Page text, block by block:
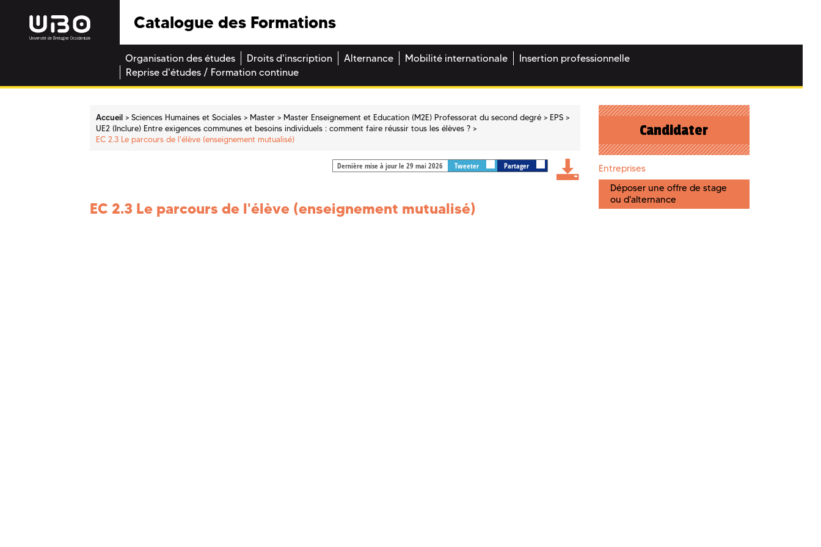
Catalogue des Formations
Organisation des études Droits d'inscription Alternance Mobilité internationale
Insertion professionnelle
Reprise d'études / Formation continue
Accueil Sciences Humaines et Sociales Master Master Enseignement et Education (M2E) Professorat du second degré
EPS
UE2 (Inclure) Entre exigences communes et besoins individuels : comment faire réussir tous les élèves ?
EC 2.3 Le parcours de l'élève (enseignement mutualisé)
Dernière mise à jour le 29 mai 2026 Tweeter Partager
EC 2.3 Le parcours de l'élève (enseignement mutualisé)
Candidater
Entreprises
Déposer une offre de stage
ou d'alternance